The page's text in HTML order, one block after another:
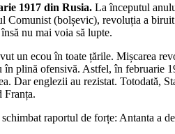
1917 din Rusia. La începutul
Comunist (bolșevic), revoluția a
nu mai voia să lupte.
un ecou în toate țările. Mișcarea
în plină ofensivă. Astfel, în februarie
Dar englezii au rezistat. Totodată,
Franța.
raportul de forțe: Antanta a